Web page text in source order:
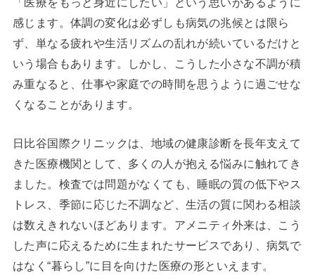
感じます。体調の変化は必ずしも病気の兆候とは限ら
ず、単なる疲れや生活リズムの乱れが続いているだけと
いう場合もあります。しかし、こうした小さな不調が積
み重なると、仕事や家庭での時間を思うように過ごせな
くなることがあります。
日比谷国際クリニックは、地域の健康診断を長年支えて
きた医療機関として、多くの人が抱える悩みに触れてき
ました。検査では問題がなくても、睡眠の質の低下やス
トレス、季節に応じた不調など、生活の質に関わる相談
は数えきれないほどあります。アメニティ外来は、こう
した声に応えるために生まれたサービスであり、病気で
はなく“暮らし”に目を向けた医療の形といえます。